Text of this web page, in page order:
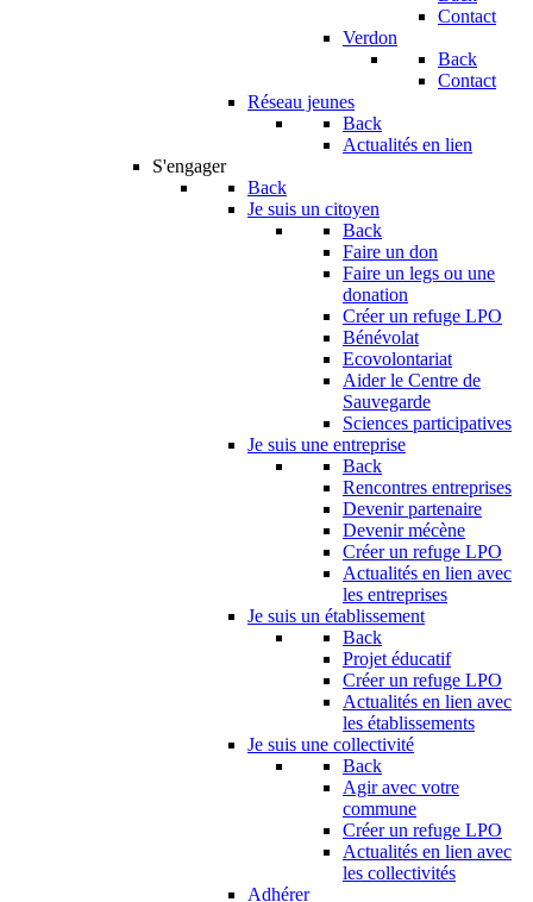
Contact
Verdon
Back
Contact
Réseau jeunes
Back
Actualités en lien
S'engager
Back
Je suis un citoyen
Back
Faire un don
Faire un legs ou une
donation
Créer un refuge LPO
Bénévolat
Ecovolontariat
Aider le Centre de
Sauvegarde
Sciences participatives
Je suis une entreprise
Back
Rencontres entreprises
Devenir partenaire
Devenir mécène
Créer un refuge LPO
Actualités en lien avec
les entreprises
Je suis un établissement
Back
Projet éducatif
Créer un refuge LPO
Actualités en lien avec
les établissements
Je suis une collectivité
Back
Agir avec votre
commune
Créer un refuge LPO
Actualités en lien avec
les collectivités
Adhérer